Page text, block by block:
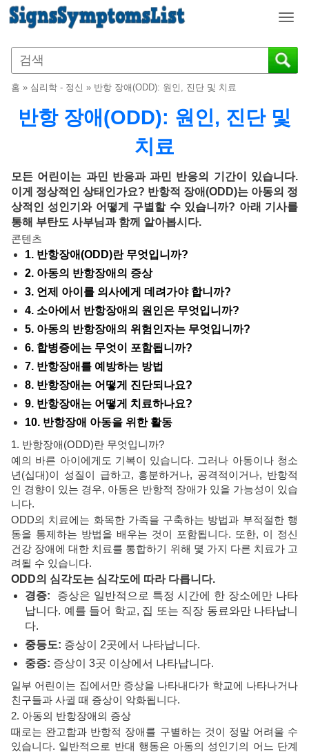
T
g
g
n
a
g
a
홈 » 심리학 - 정신 » 반항 장애(ODD): 원인, 진단 및 치료
반항 장애(ODD): 원인, 진단 및
치료
모든 어린이는 과민 반응과 과민 반응의 기간이 있습니다.
이게 정상적인 상태인가요? 반항적 장애(ODD)는 아동의 정
상적인 성인기와 어떻게 구별할 수 있습니까? 아래 기사를
통해 부탄도 사부님과 함께 알아봅시다.
콘텐츠
1. 반항장애(ODD)란 무엇입니까?
2. 아동의 반항장애의 증상
3. 언제 아이를 의사에게 데려가야 합니까?
4. 소아에서 반항장애의 원인은 무엇입니까?
5. 아동의 반항장애의 위험인자는 무엇입니까?
6. 합병증에는 무엇이 포함됩니까?
7. 반항장애를 예방하는 방법
8. 반항장애는 어떻게 진단되나요?
9. 반항장애는 어떻게 치료하나요?
10. 반항장애 아동을 위한 활동
1. 반항장애(ODD)란 무엇입니까?
예의 바른 아이에게도 기복이 있습니다. 그러나 아동이나 청소
년(십대)이 성질이 급하고, 흥분하거나, 공격적이거나, 반항적
인 경향이 있는 경우, 아동은 반항적 장애가 있을 가능성이 있습
니다.
ODD의 치료에는 화목한 가족을 구축하는 방법과 부적절한 행
동을 통제하는 방법을 배우는 것이 포함됩니다. 또한, 이 정신
건강 장애에 대한 치료를 통합하기 위해 몇 가지 다른 치료가 고
려될 수 있습니다.
ODD의 심각도는 심각도에 따라 다릅니다.
경증: 증상은 일반적으로 특정 시간에 한 장소에만 나타
납니다. 예를 들어 학교, 집 또는 직장 동료와만 나타납니
다.
중등도: 증상이 2곳에서 나타납니다.
중증: 증상이 3곳 이상에서 나타납니다.
일부 어린이는 집에서만 증상을 나타내다가 학교에 나타나거나
친구들과 사귈 때 증상이 악화됩니다.
2. 아동의 반항장애의 증상
때로는 완고함과 반항적 장애를 구별하는 것이 정말 어려울 수
있습니다. 일반적으로 반대 행동은 아동의 성인기의 어느 단계